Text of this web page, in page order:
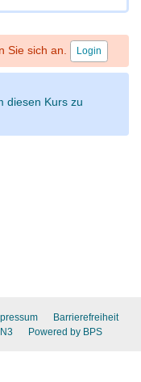
Sie sich an. Login
diesen Kurs zu
Barrierefreiheit
| N3 Powered by BPS